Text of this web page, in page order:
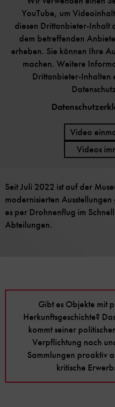
YouTube, um
diesen Drittanbieter-Inhalt
dem betreffenden
erheben. Sie können Ihre
machen. Weitere
Drittanbieter-Inhalten
Video
Videos
Seit Juli 2022 ist auf der
modernisierten
es per Drohnenflug im
Abteilungen.
Gibt es Objekte mit
Herkunftsgeschichte?
kommt seiner
Verpflichtung nach
Sammlungen proaktiv
kritische